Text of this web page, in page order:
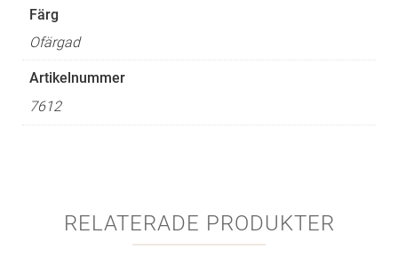
Färg
Ofärgad
Artikelnummer
7612
RELATERADE PRODUKTER